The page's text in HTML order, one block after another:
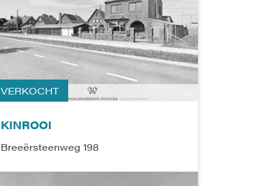
VERKOCHT
KINROOI
Breeërsteenweg 198